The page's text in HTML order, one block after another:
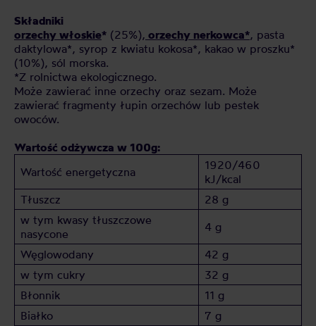
Składniki
orzechy włoskie* (25%), orzechy nerkowca*, pasta
daktylowa*, syrop z kwiatu kokosa*, kakao w proszku*
(10%), sól morska.
*Z rolnictwa ekologicznego.
Może zawierać inne orzechy oraz sezam. Może
zawierać fragmenty łupin orzechów lub pestek
owoców.
Wartość odżywcza w 100g:
Wartość energetyczna
1920/460
kJ/kcal
Tłuszcz
28 g
w tym kwasy tłuszczowe
nasycone
4 g
Węglowodany
42 g
w tym cukry
32 g
Błonnik
11 g
Białko
7 g